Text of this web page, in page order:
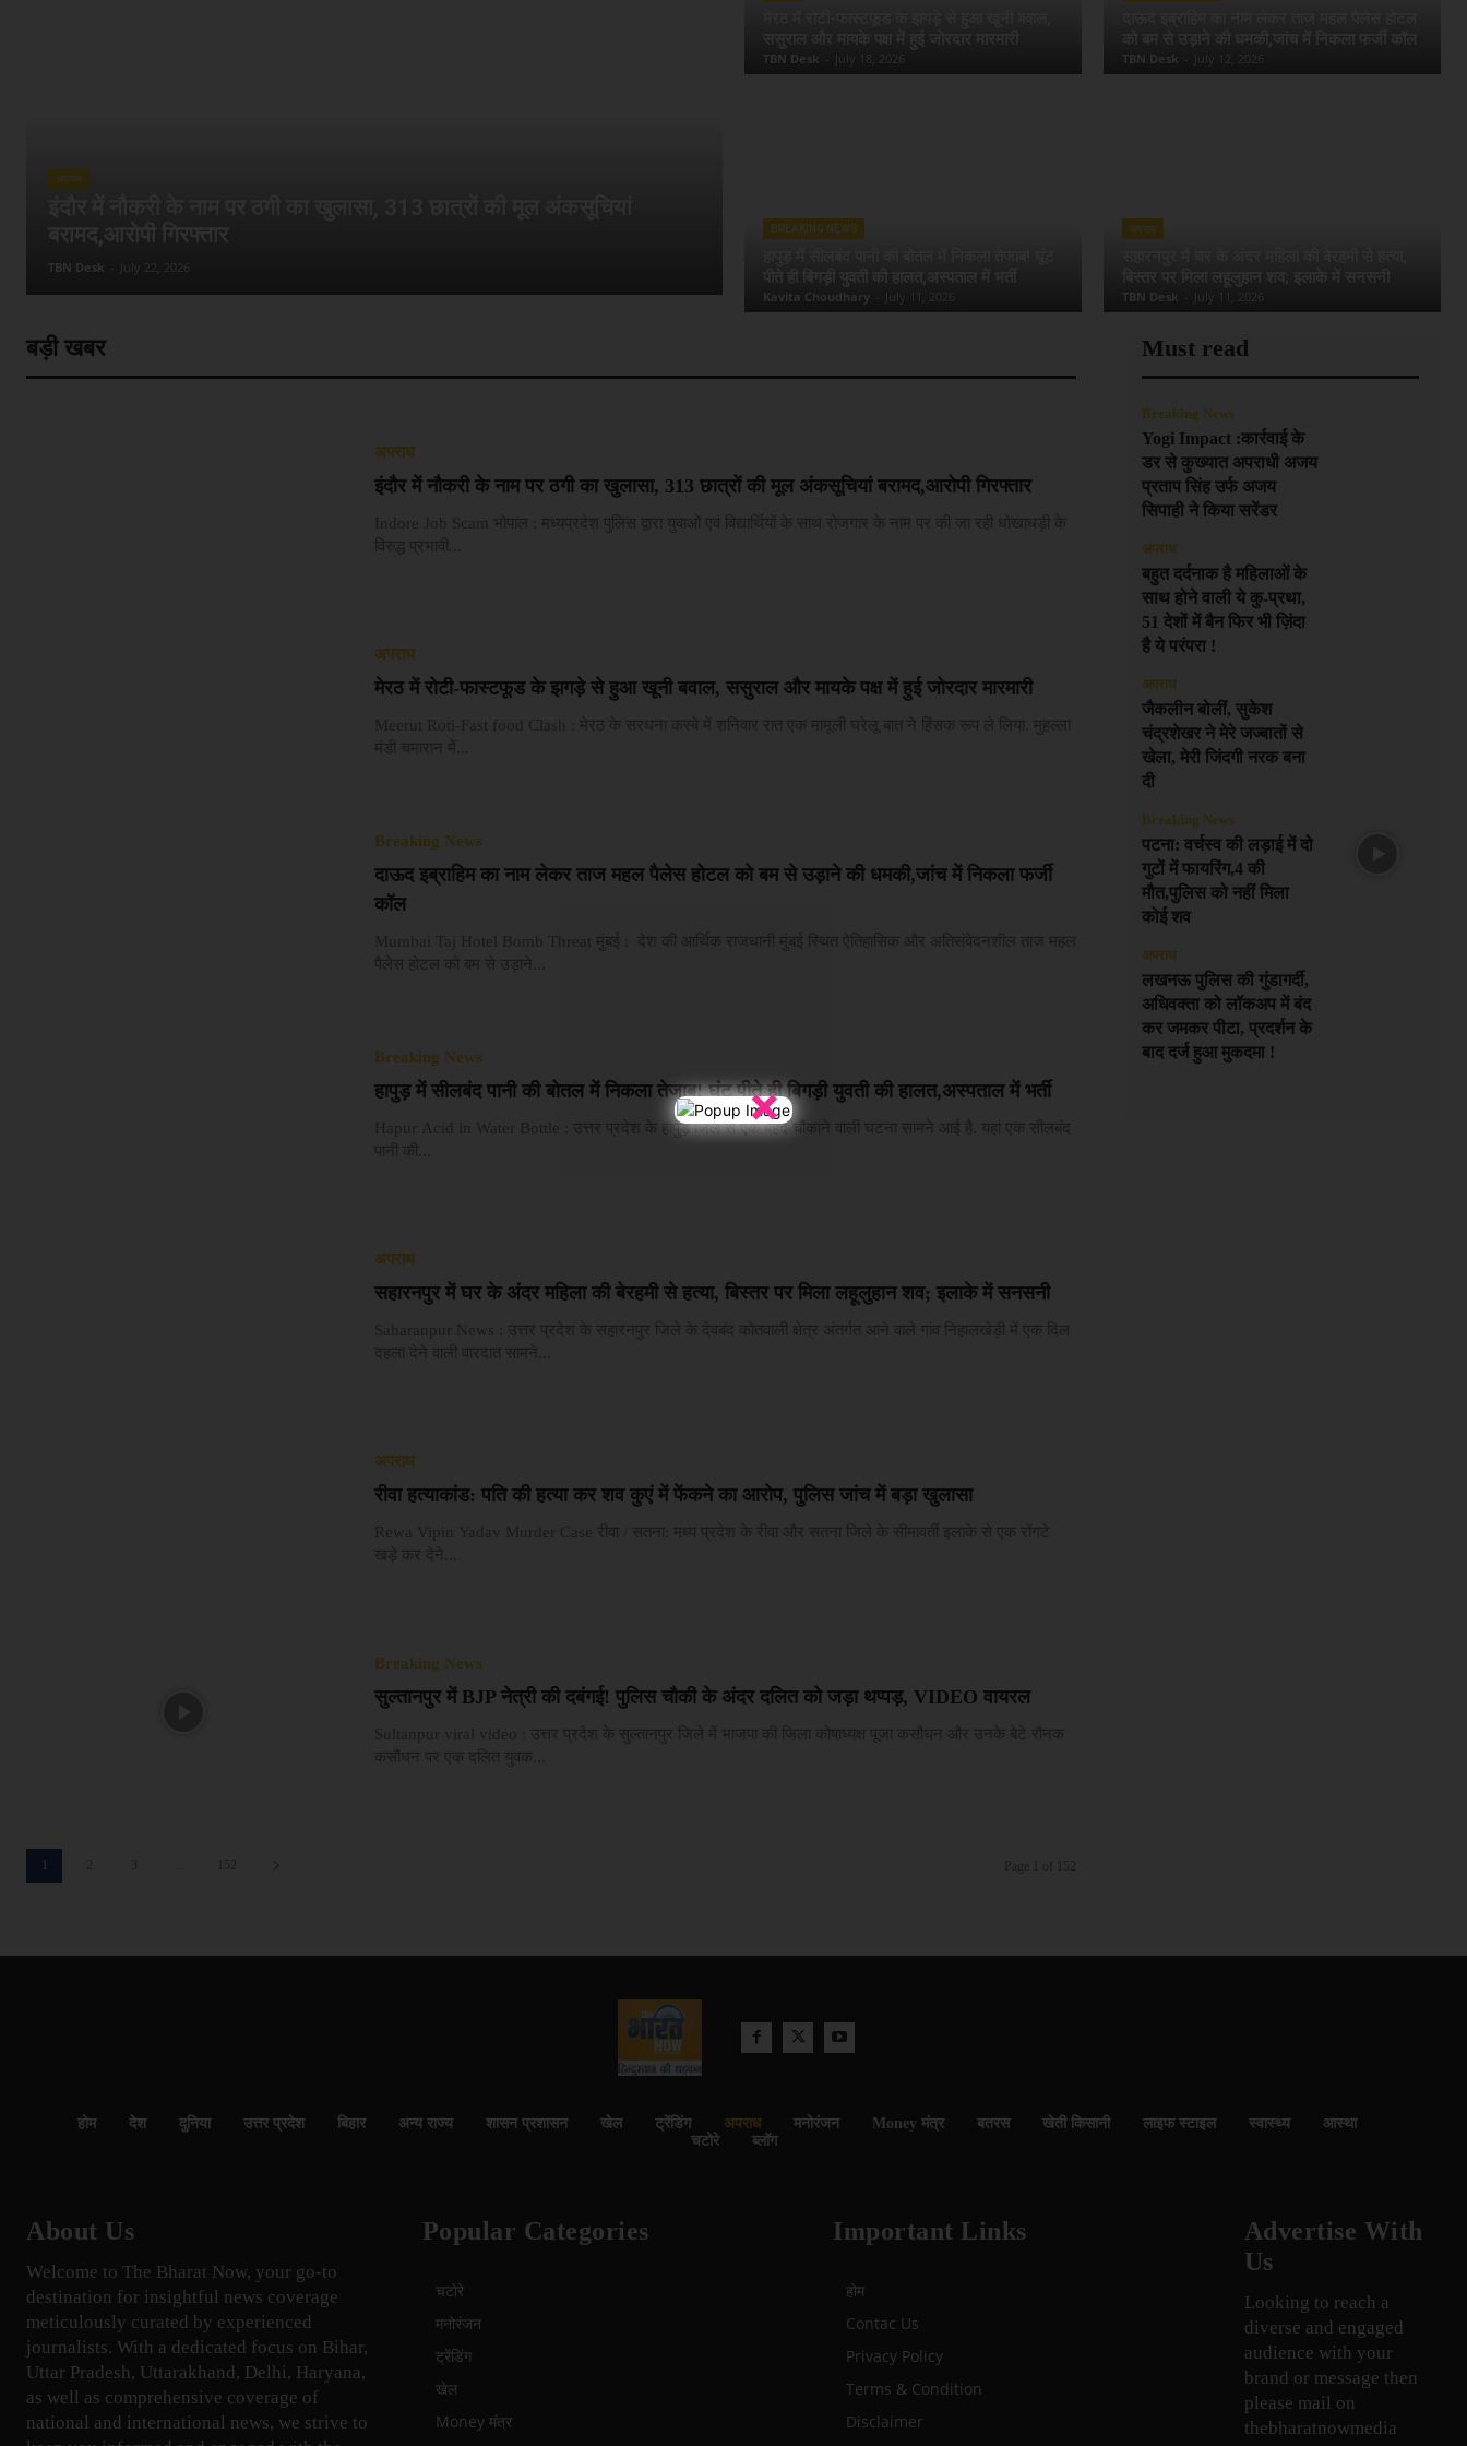
×
अपराध
बरामद,आरोपी गिरफ्तार
TBN Desk - July 22, 2026
TBN Desk - July 18, 2026 TBN Desk - July 12, 2026
BREAKING NEWS
Kavita Choudhary - July 11, 2026
अपराध
TBN Desk - July 11, 2026
बड़ी खबर
अपराध
इंदौर में नौकरी के नाम पर ठगी का खुलासा, 313 छात्रों की मूल अंकसूचियां बरामद,आरोपी गिरफ्तार
अपराध
मेरठ में रोटी-फास्टफूड के झगड़े से हुआ खूनी बवाल, ससुराल और मायके पक्ष में हुई जोरदार मारमारी
Breaking News
दाऊद इब्राहिम का नाम लेकर ताज महल पैलेस होटल को बम से उड़ाने की धमकी,जांच में निकला फर्जी
कॉल
Mumbai Taj Hotel Bomb Threat मुंबई : देश की आर्थिक राजधानी मुंबई स्थित ऐतिहासिक और अतिसंवेदनशील ताज महल
Breaking News
हापुड़ में सीलबंद पानी की बोतल में निकला तेजाब! घूंट पीते ही बिगड़ी युवती की हालत,अस्पताल में भर्ती
Hapur Acid in Water Bottle : उत्तर प्रदेश के हापुड़ जिले से एक बेहद चौंकाने वाली घटना सामने आई है. यहां एक सीलबंद
अपराध
सहारनपुर में घर के अंदर महिला की बेरहमी से हत्या, बिस्तर पर मिला लहूलुहान शव; इलाके में सनसनी
अपराध
रीवा हत्याकांड: पति की हत्या कर शव कुएं में फेंकने का आरोप, पुलिस जांच में बड़ा खुलासा
Breaking News
सुल्तानपुर में BJP नेत्री की दबंगई! पुलिस चौकी के अंदर दलित को जड़ा थप्पड़, VIDEO वायरल
1
Must read
Breaking News
Yogi Impact :कार्रवाई के
डर से कुख्यात अपराधी अजय
प्रताप सिंह उर्फ अजय
सिपाही ने किया सरेंडर
अपराध
बहुत दर्दनाक है महिलाओं के
साथ होने वाली ये कु-प्रथा,
51 देशों में बैन फिर भी ज़िंदा
है ये परंपरा !
अपराध
जैकलीन बोलीं, सुकेश
चंद्रशेखर ने मेरे जज्बातों से
खेला, मेरी जिंदगी नरक बना
दी
Breaking News
पटना: वर्चस्व की लड़ाई में दो
गुटों में फायरिंग,4 की
मौत,पुलिस को नहीं मिला
कोई शव
अपराध
लखनऊ पुलिस की गुंडागर्दी,
अधिवक्ता को लॉकअप में बंद
कर जमकर पीटा, प्रदर्शन के
बाद दर्ज हुआ मुकदमा !
होम देश दुनिया उत्तर प्रदेश बिहार अन्य राज्य शासन प्रशासन खेल ट्रेंडिंग अपराध मनोरंजन Money मंत्र बतरस खेती किसानी लाइफ स्टाइल स्वास्थ्य
आस्था
चटोरे
ब्लॉग
About Us
Welcome to The Bharat Now, your go-to
destination for insightful news coverage
meticulously curated by experienced
journalists. With a dedicated focus on Bihar,
Uttar Pradesh, Uttarakhand, Delhi, Haryana,
as well as comprehensive coverage of
national and international news, we strive to
Popular Categories
चटोरे
मनोरंजन
ट्रेंडिंग
खेल
Money मंत्र
Important Links
होम
Contac Us
Privacy Policy
Terms & Condition
Disclaimer
Advertise With
Us
Looking to reach a
diverse and engaged
audience with your
brand or message then
please mail on
thebharatnowmedia